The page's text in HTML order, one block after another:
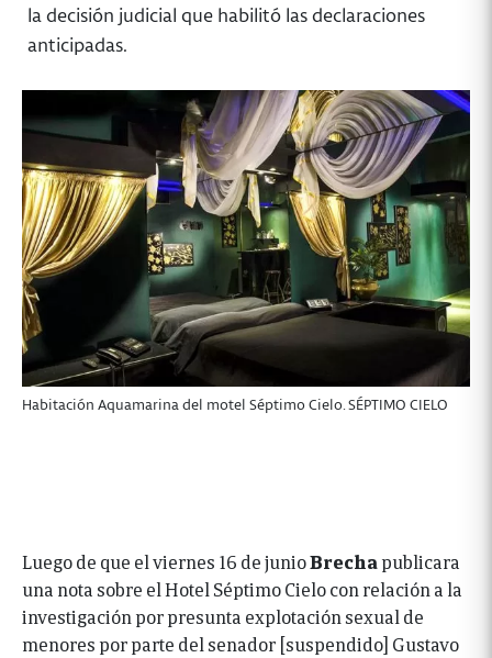
la decisión judicial que habilitó las declaraciones
anticipadas.
Habitación Aquamarina del motel Séptimo Cielo. SÉPTIMO CIELO
Luego de que el viernes 16 de junioBrechapublicara
una nota sobre el Hotel Séptimo Cielo con relación a la
investigación por presunta explotación sexual de
menores por parte del senador [suspendido] Gustavo